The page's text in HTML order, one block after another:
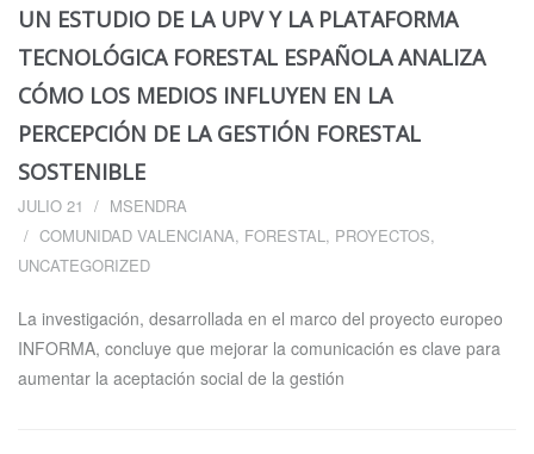
UN ESTUDIO DE LA UPV Y LA PLATAFORMA
TECNOLÓGICA FORESTAL ESPAÑOLA ANALIZA
CÓMO LOS MEDIOS INFLUYEN EN LA
PERCEPCIÓN DE LA GESTIÓN FORESTAL
SOSTENIBLE
JULIO 21
MSENDRA
COMUNIDAD VALENCIANA, FORESTAL , PROYECTOS,
UNCATEGORIZED
La investigación, desarrollada en el marco del proyecto europeo
INFORMA, concluye que mejorar la comunicación es clave para
aumentar la aceptación social de la gestión